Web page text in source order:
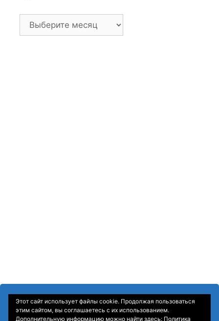
Архив
новостей
Этот сайт использует файлы cookie. Продолжая пользоваться
этим сайтом, вы соглашаетесь с их использованием.
Дополнительную информацию можно найти здесь: Политика